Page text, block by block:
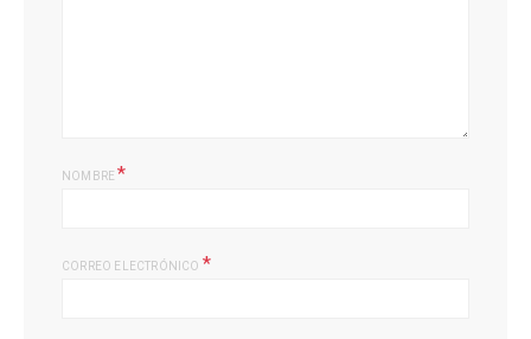
NOMBRE *
CORREO ELECTRÓNICO *